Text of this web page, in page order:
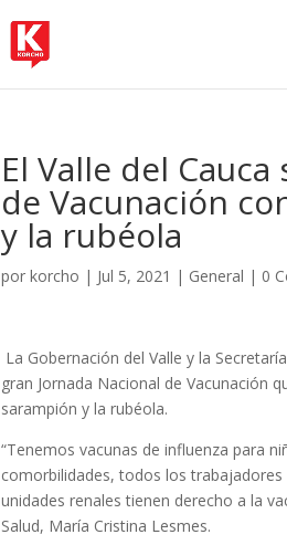
El Valle del
de Vacunación
y la rubéola
porkorcho | Jul 5, 2021 | General | 0
La Gobernación del Valle y la
gran Jornada Nacional de Vacunación
sarampión y la rubéola.
“Tenemos vacunas de influenza para
comorbilidades, todos los
unidades renales tienen derecho a la
Salud, María Cristina Lesmes.